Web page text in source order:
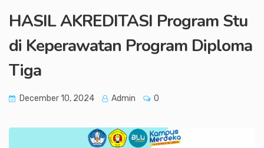
HASIL AKREDITASI Program Stu
di Keperawatan Program Diploma
Tiga
December 10, 2024 Admin 0